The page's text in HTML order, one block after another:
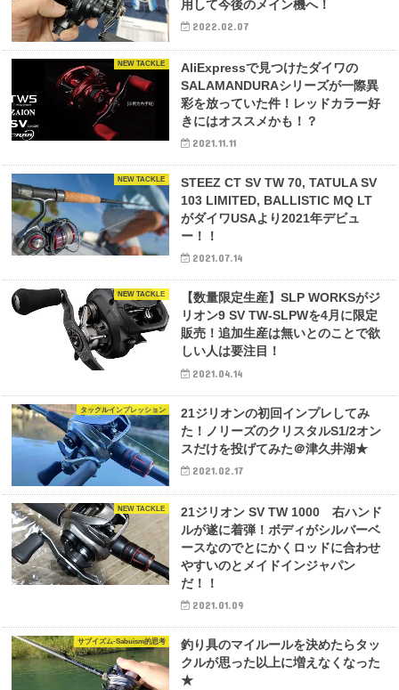
用して今後のメイン機へ！
2022.02.07
NEW TACKLE
AliExpressで見つけたダイワの
SALAMANDURAシリーズが一際異
彩を放っていた件！レッドカラー好
きにはオススメかも！？
2021.11.11
NEW TACKLE
STEEZ CT SV TW 70, TATULA SV
103 LIMITED, BALLISTIC MQ LT
がダイワUSAより2021年デビュ
ー！！
2021.07.14
NEW TACKLE
【数量限定生産】SLP WORKSがジ
リオン9 SV TW-SLPWを4月に限定
販売！追加生産は無いとのことで欲
しい人は要注目！
2021.04.14
タックルインプレッション
21ジリオンの初回インプレしてみ
た！ノリーズのクリスタルS1/2オン
スだけを投げてみた＠津久井湖★
2021.02.17
NEW TACKLE
21ジリオン SV TW 1000 右ハンド
ルが遂に着弾！ボディがシルバーベ
ースなのでとにかくロッドに合わせ
やすいのとメイドインジャパン
だ！！
2021.01.09
サブイズム-Sabuism的思考
釣り具のマイルールを決めたらタッ
クルが思った以上に増えなくなった
★